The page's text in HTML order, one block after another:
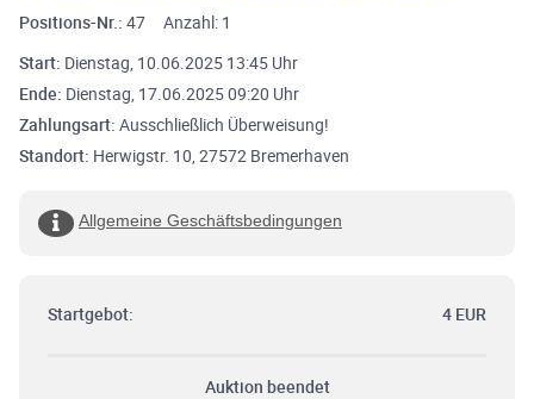
Positions-Nr.: 47 Anzahl: 1
Start: Dienstag, 10.06.2025 13:45 Uhr
Ende: Dienstag, 17.06.2025 09:20 Uhr
Zahlungsart: Ausschließlich Überweisung!
Standort: Herwigstr. 10, 27572 Bremerhaven
Allgemeine Geschäftsbedingungen
Startgebot: 4 EUR
Auktion beendet